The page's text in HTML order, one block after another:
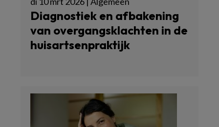
Diagnostiek en afbakening
van overgangsklachten in de
huisartsenpraktijk